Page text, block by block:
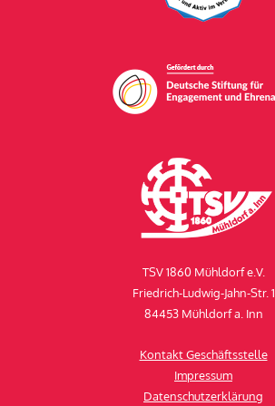
TSV 1860 Mühldorf e.V.
Friedrich-Ludwig-Jahn-Str. 1
84453 Mühldorf a. Inn
Kontakt Geschäftsstelle
Impressum
Datenschutzerklärung